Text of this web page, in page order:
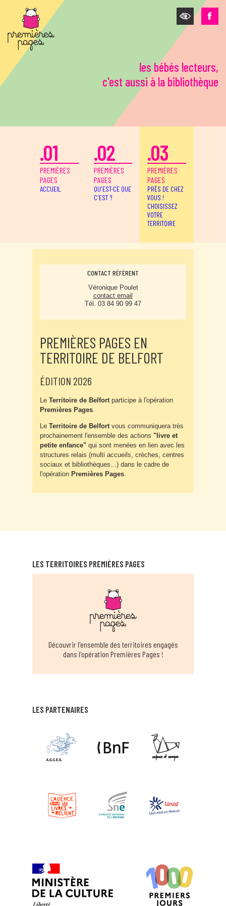
Aller au contenu principal
les bébés lecteurs,
c'est aussi à la bibliothèque
.01
PREMIÈRES
PAGES
ACCUEIL
.02
PREMIÈRES
PAGES
QU'EST-CE QUE
C'EST ?
.03
PREMIÈRES
PAGES
PRÈS DE CHEZ
VOUS !
CHOISISSEZ
VOTRE
TERRITOIRE
CONTACT RÉFÉRENT
Véronique Poulet
contact email
Tél. 03 84 90 99 47
PREMIÈRES PAGES EN
TERRITOIRE DE BELFORT
ÉDITION 2026
Le Territoire de Belfortparticipe à l'opération
Premières Pages.
Le Territoire de Belfort vous communiquera très
prochainement l'ensemble des actions "livre et
petite enfance" qui sont menées en lien avec les
structures relais (multi accueils, crèches, centres
sociaux et bibliothèques...) dans le cadre de
l'opération Premières Pages.
LES PARTENAIRES
LES TERRITOIRES PREMIÈRES PAGES
Découvrir l'ensemble des territoires engagés
dans l'opération Premières Pages !